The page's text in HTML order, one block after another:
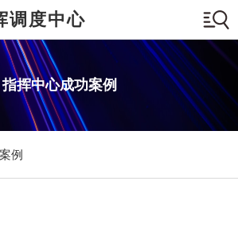
调度中心
指挥中心成功案例
例